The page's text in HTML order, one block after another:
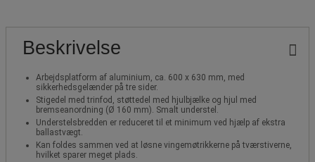
Beskrivelse
Arbejdsplatform af aluminium, ca. 600 x 630 mm, med
sikkerhedsgelænder på tre sider.
Stigedel med trinfod, støttedel med hjulbjælke og hjul med
bremseanordning (Ø 160 mm). Smalt understel.
Understelsbredden er reduceret til et minimum ved hjælp af ekstra
ballastvægt.
Kan foldes sammen ved at løsne vingemøtrikkerne på tværstiverne,
hvilket sparer meget plads.